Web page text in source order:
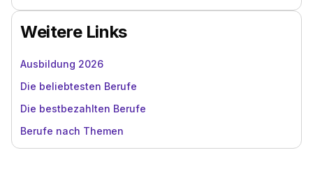
Weitere Links
Ausbildung 2026
Die beliebtesten Berufe
Die bestbezahlten Berufe
Berufe nach Themen